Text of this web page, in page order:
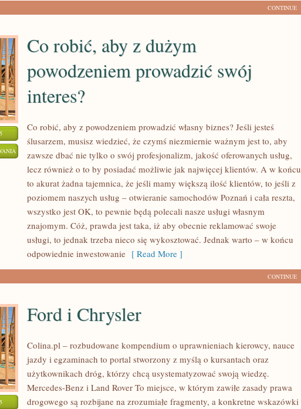
CONTINUE
ROBIĆ,
DUŻYM
POWODZENIEM
PROWADZIĆ
SWÓJ
INTERES?
Co robić, aby z dużym
powodzeniem prowadzić swój
interes?
Co robić, aby z powodzeniem prowadzić własny biznes? Jeśli jesteś
ślusarzem, musisz wiedzieć, że czymś niezmiernie ważnym jest to, aby
zawsze dbać nie tylko o swój profesjonalizm, jakość oferowanych usług,
lecz również o to by posiadać możliwie jak najwięcej klientów. A w końcu
to akurat żadna tajemnica, że jeśli mamy większą ilość klientów, to jeśli z
poziomem naszych usług – otwieranie samochodów Poznań i cała reszta,
wszystko jest OK, to pewnie będą polecali nasze usługi własnym
znajomym. Cóż, prawda jest taka, iż aby obecnie reklamować swoje
usługi, to jednak trzeba nieco się wykosztować. Jednak warto – w końcu
odpowiednie inwestowanie [ Read More ]
CONTINUE
Ford i Chrysler
Colina.pl – rozbudowane kompendium o uprawnieniach kierowcy, nauce
jazdy i egzaminach to portal stworzony z myślą o kursantach oraz
użytkownikach dróg, którzy chcą usystematyzować swoją wiedzę.
Mercedes-Benz i Land Rover To miejsce, w którym zawiłe zasady prawa
drogowego są rozbijane na zrozumiałe fragmenty, a konkretne wskazówki